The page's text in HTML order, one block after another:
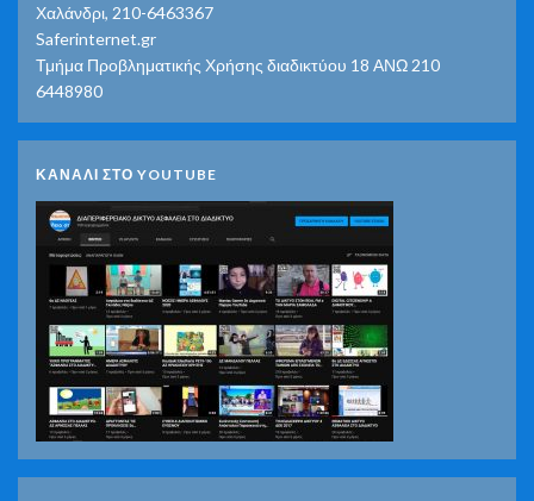
Χαλάνδρι, 210-6463367
Saferinternet.gr
Τμήμα Προβληματικής Χρήσης διαδικτύου 18 ΑΝΩ 210
6448980
ΚΑΝΑΛΙ ΣΤΟ YOUTUBE